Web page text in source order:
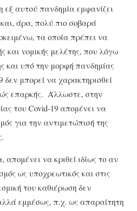
εξ αυτού πανδημία εμφανίζει
άρα, πολύ πιο σοβαρά
τα οποία πρέπει να
και νομικής μελέτης, που λόγω
και υπό την μορφή πανδημίας
δεν μπορεί να χαρακτηρισθεί
επαρκής. Άλλωστε, στην
του Covid-19 απομένει να
για την αντιμετώπισή της
απομένει να κριθεί ιδίως το αν
ως υποχρεωτικός και στις
του καθιέρωση δεν
εμμέσως, π.χ. ως απαραίτητη